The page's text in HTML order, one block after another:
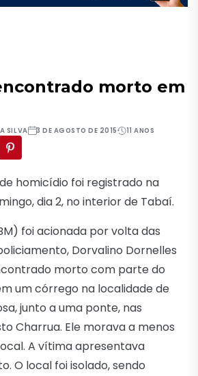
morto em
SILVA 3 DE AGOSTO DE 2015 11 ANOS
homicídio foi registrado na
dia 2, no interior de Tabaí.
foi acionada por volta das
Dorvalino Dornelles
morto com parte do
um córrego na localidade de
junto a uma ponte, nas
Charrua. Ele morava a menos
A vítima apresentava
O local foi isolado, sendo